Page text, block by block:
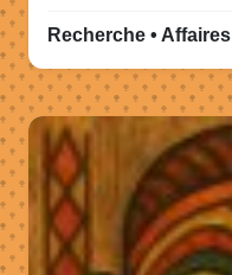
Recherche • Affaires